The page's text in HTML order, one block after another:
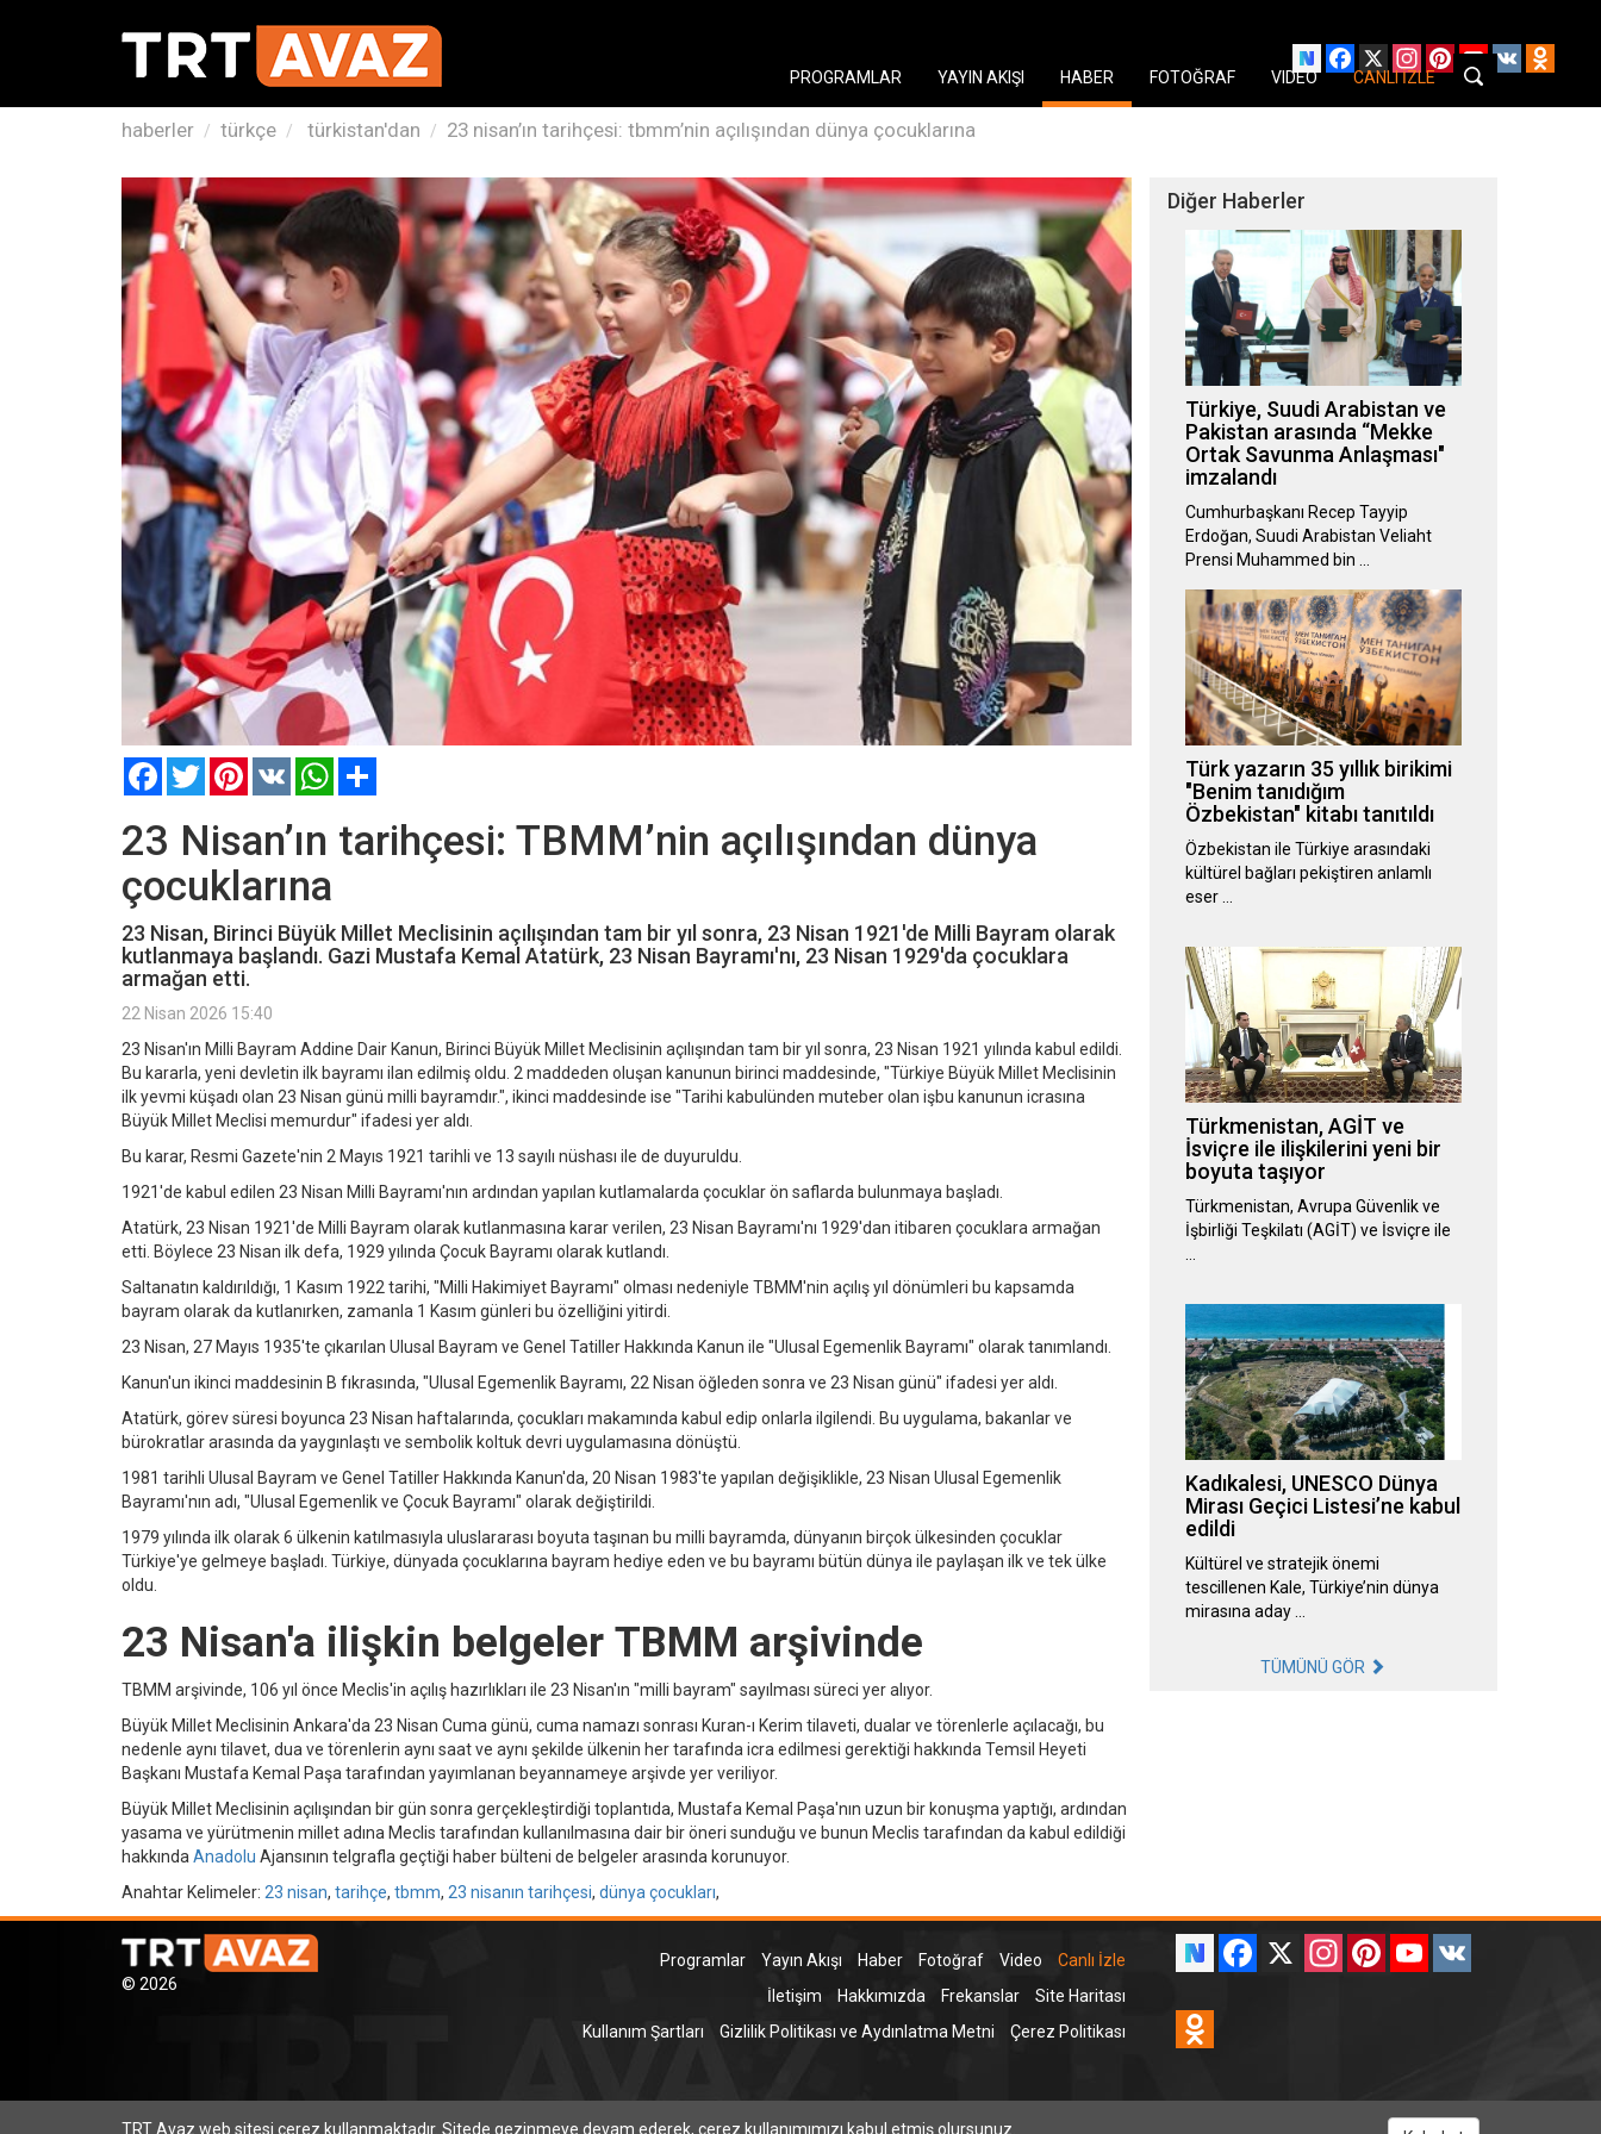
Facebook
X Instagram
PinterestYouTube
VK
PROGRAMLAR
YAYIN AKIŞI HABER FOTOĞRAF VIDEO CANLI İZLE
haberler türkçe türkistan'dan 23 nisan’ın tarihçesi: tbmm’nin açılışından dünya çocuklarına
FacebookTwitterPinterest
VK WhatsApp
23 Nisan’ın tarihçesi: TBMM’nin açılışından dünya
çocuklarına
23 Nisan, Birinci Büyük Millet Meclisinin açılışından tam bir yıl sonra, 23 Nisan 1921'de Milli Bayram olarak
kutlanmaya başlandı. Gazi Mustafa Kemal Atatürk, 23 Nisan Bayramı'nı, 23 Nisan 1929'da çocuklara
armağan etti.
22 Nisan 2026 15:40
23 Nisan'ın Milli Bayram Addine Dair Kanun, Birinci Büyük Millet Meclisinin açılışından tam bir yıl sonra, 23 Nisan 1921 yılında kabul edildi.
Bu kararla, yeni devletin ilk bayramı ilan edilmiş oldu. 2 maddeden oluşan kanunun birinci maddesinde, "Türkiye Büyük Millet Meclisinin
ilk yevmi küşadı olan 23 Nisan günü milli bayramdır.", ikinci maddesinde ise "Tarihi kabulünden muteber olan işbu kanunun icrasına
Büyük Millet Meclisi memurdur" ifadesi yer aldı.
Bu karar, Resmi Gazete'nin 2 Mayıs 1921 tarihli ve 13 sayılı nüshası ile de duyuruldu.
1921'de kabul edilen 23 Nisan Milli Bayramı'nın ardından yapılan kutlamalarda çocuklar ön saflarda bulunmaya başladı.
Atatürk, 23 Nisan 1921'de Milli Bayram olarak kutlanmasına karar verilen, 23 Nisan Bayramı'nı 1929'dan itibaren çocuklara armağan
etti. Böylece 23 Nisan ilk defa, 1929 yılında Çocuk Bayramı olarak kutlandı.
Saltanatın kaldırıldığı, 1 Kasım 1922 tarihi, "Milli Hakimiyet Bayramı" olması nedeniyle TBMM'nin açılış yıl dönümleri bu kapsamda
bayram olarak da kutlanırken, zamanla 1 Kasım günleri bu özelliğini yitirdi.
23 Nisan, 27 Mayıs 1935'te çıkarılan Ulusal Bayram ve Genel Tatiller Hakkında Kanun ile "Ulusal Egemenlik Bayramı" olarak tanımlandı.
Kanun'un ikinci maddesinin B fıkrasında, "Ulusal Egemenlik Bayramı, 22 Nisan öğleden sonra ve 23 Nisan günü" ifadesi yer aldı.
Atatürk, görev süresi boyunca 23 Nisan haftalarında, çocukları makamında kabul edip onlarla ilgilendi. Bu uygulama, bakanlar ve
bürokratlar arasında da yaygınlaştı ve sembolik koltuk devri uygulamasına dönüştü.
1981 tarihli Ulusal Bayram ve Genel Tatiller Hakkında Kanun'da, 20 Nisan 1983'te yapılan değişiklikle, 23 Nisan Ulusal Egemenlik
Bayramı'nın adı, "Ulusal Egemenlik ve Çocuk Bayramı" olarak değiştirildi.
1979 yılında ilk olarak 6 ülkenin katılmasıyla uluslararası boyuta taşınan bu milli bayramda, dünyanın birçok ülkesinden çocuklar
Türkiye'ye gelmeye başladı. Türkiye, dünyada çocuklarına bayram hediye eden ve bu bayramı bütün dünya ile paylaşan ilk ve tek ülke
oldu.
23 Nisan'a ilişkin belgeler TBMM arşivinde
TBMM arşivinde, 106 yıl önce Meclis'in açılış hazırlıkları ile 23 Nisan'ın "milli bayram" sayılması süreci yer alıyor.
Büyük Millet Meclisinin Ankara'da 23 Nisan Cuma günü, cuma namazı sonrası Kuran-ı Kerim tilaveti, dualar ve törenlerle açılacağı, bu
nedenle aynı tilavet, dua ve törenlerin aynı saat ve aynı şekilde ülkenin her tarafında icra edilmesi gerektiği hakkında Temsil Heyeti
Başkanı Mustafa Kemal Paşa tarafından yayımlanan beyannameye arşivde yer veriliyor.
Büyük Millet Meclisinin açılışından bir gün sonra gerçekleştirdiği toplantıda, Mustafa Kemal Paşa'nın uzun bir konuşma yaptığı, ardından
yasama ve yürütmenin millet adına Meclis tarafından kullanılmasına dair bir öneri sunduğu ve bunun Meclis tarafından da kabul edildiği
hakkında Anadolu Ajansının telgrafla geçtiği haber bülteni de belgeler arasında korunuyor.
Anahtar Kelimeler: 23 nisan, tarihçe, tbmm, 23 nisanın tarihçesi, dünya çocukları,
Diğer Haberler
Türkiye, Suudi Arabistan ve
Pakistan arasında “Mekke
Ortak Savunma Anlaşması"
imzalandı
Cumhurbaşkanı Recep Tayyip
Erdoğan, Suudi Arabistan Veliaht
Prensi Muhammed bin …
Türk yazarın 35 yıllık birikimi
"Benim tanıdığım
Özbekistan" kitabı tanıtıldı
Özbekistan ile Türkiye arasındaki
kültürel bağları pekiştiren anlamlı
eser …
Türkmenistan, AGİT ve
İsviçre ile ilişkilerini yeni bir
boyuta taşıyor
Türkmenistan, Avrupa Güvenlik ve
İşbirliği Teşkilatı (AGİT) ve İsviçre ile
Kadıkalesi, UNESCO Dünya
Mirası Geçici Listesi’ne kabul
edildi
Kültürel ve stratejik önemi
tescillenen Kale, Türkiye’nin dünya
mirasına aday …
TÜMÜNÜ GÖR
© 2026
Programlar Yayın Akışı Haber Fotoğraf Video
Canlı İzle
İletişim
Hakkımızda Frekanslar
Site Haritası
Kullanım Şartları
Gizlilik Politikası ve Aydınlatma Metni Çerez Politikası
Facebook
X InstagramPinterestYouTube
TRT Avaz web sitesi çerez kullanmaktadır. Sitede gezinmeye devam ederek, çerez kullanımımızı kabul etmiş olursunuz.